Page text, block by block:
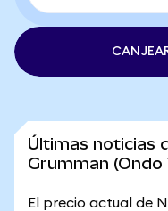
Últimas noticias
Grumman (Ondo
El precio actual de